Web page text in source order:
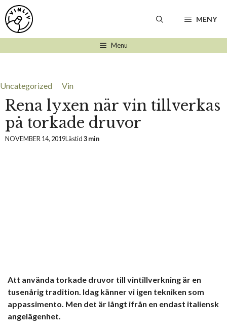
Hoppa
till
innehåll
MENY
Menu
Uncategorized Vin
Rena lyxen när vin tillverkas
på torkade druvor
NOVEMBER 14, 2019Lästid3 min
Att använda torkade druvor till vintillverkning är en
tusenårig tradition. Idag känner vi igen tekniken som
appassimento. Men det är långt ifrån en endast italiensk
angelägenhet.